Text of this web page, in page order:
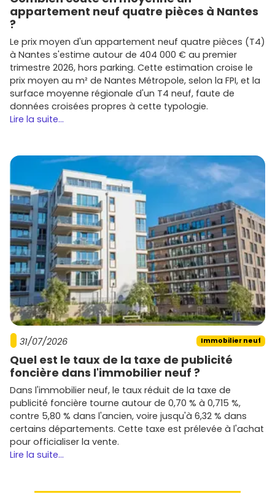
prestations.
Conseils express pour réussir ton achat
dans l'immobilier neuf à Calais
Fixe tonbudget et vérifie tonfinancement(taux,
apport, mensualités). Regarde si tu es éligible auPTZ
et, selon l'adresse, à laTVA 5,5 %.
Cible 2 ou 3quartiersprioritaires (par exemple
Calais-Nord
Compare lesplans: surface utile, exposition,
agencement (rangements, coin nuit), et privilégie un
extérieursi possible.
Anticipe les charges (chauffage, eau, parking) et
confirme la conformité
RE2020
pour optimiser tes
coûts à long terme.
Évalue l'accessibilité : proximitébus,gare, accès
A16/A26, mobilité douce, commerces.
Pour un investissement, vise les petites surfaces
proches des pôles étudiants et des transports afin
de sécuriser lademande locative.
Suis le calendrierVEFA: réservation, dépôt de
garantie, appels de fonds, réception, et garde une
marge pour lesfrais de notaire réduitset
l'ameublement si location meublée.
Prêt à avancer ? Parcours les programmes surVivre dans
le neuf, active des alertes parquartieretbudget
repère les meilleures opportunités dans l'immobilier neuf
à Calais. À toi de jouer !
appartement neuf quatre pièces à Nantes
?
Le prix moyen d'un appartement neuf quatre pièces (T4)
à Nantes s'estime autour de 404 000 € au premier
trimestre 2026, hors parking. Cette estimation croise le
prix moyen au m² de Nantes Métropole, selon la FPI, et la
surface moyenne régionale d'un T4 neuf, faute de
données croisées propres à cette typologie.
Lire la suite...
31/07/2026 Immobilier neuf
Quel est le taux de la taxe de publicité
foncière dans l'immobilier neuf ?
Dans l'immobilier neuf, le taux réduit de la taxe de
publicité foncière tourne autour de 0,70 % à 0,715 %,
contre 5,80 % dans l'ancien, voire jusqu'à 6,32 % dans
certains départements. Cette taxe est prélevée à l'achat
pour officialiser la vente.
Lire la suite...